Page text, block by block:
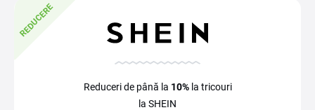
REDUCERE
Reduceri de până la 10%la tricouri
la SHEIN